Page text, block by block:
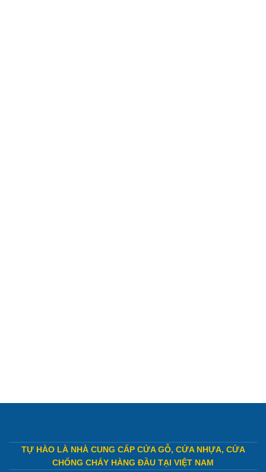
TỰ HÀO LÀ NHÀ CUNG CẤP CỬA GỖ, CỬA NHỰA, CỬA
CHỐNG CHÁY HÀNG ĐẦU TẠI VIỆT NAM